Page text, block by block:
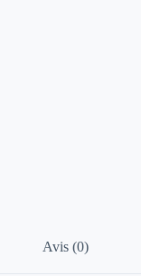
Avis (0)